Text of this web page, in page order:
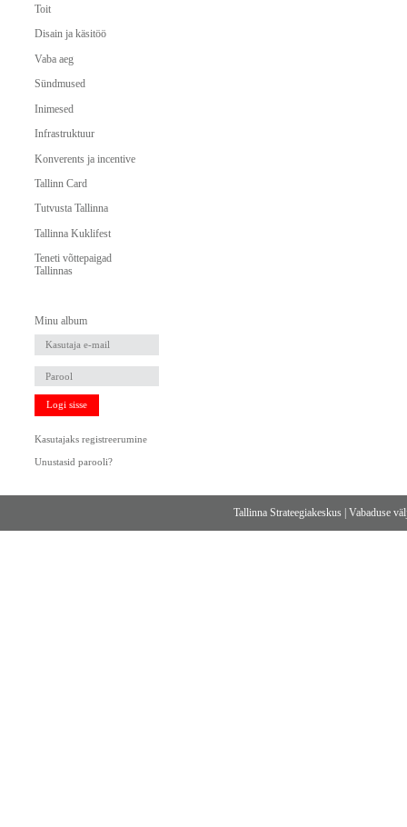
Toit
Disain ja käsitöö
Vaba aeg
Sündmused
Inimesed
Infrastruktuur
Konverents ja incentive
Tallinn Card
Tutvusta Tallinna
Tallinna Kuklifest
Teneti võttepaigad
Tallinnas
Minu album
Logi sisse
Kasutajaks registreerumine
Unustasid parooli?
Tallinna Strateegiakeskus |Vabaduse